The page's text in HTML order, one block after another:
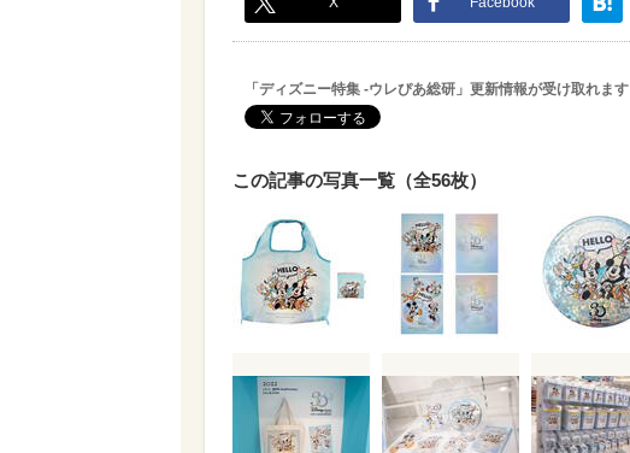
「ディズニー特集 -ウレぴあ総研」更新情報が受け取れます
この記事の写真一覧（全56枚）